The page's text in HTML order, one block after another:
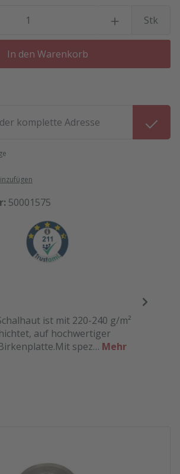
Stk
In den Warenkorb
50001575
ist mit 220-240 g/m²
auf hochwertiger
spez… Mehr